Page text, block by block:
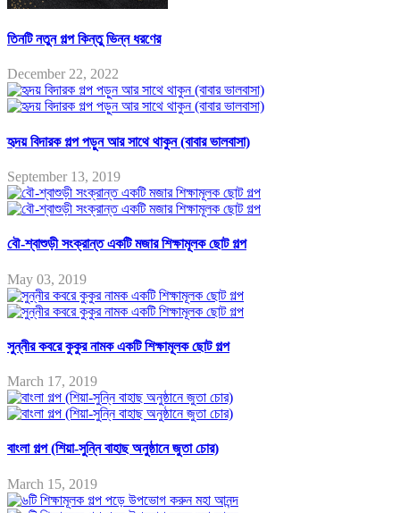
তিনটি নতুন গল্প কিন্তু ভিন্ন ধরণের
December 22, 2022
হৃদয় বিদারক গল্প পড়ুন আর সাথে থাকুন (বাবার ভালবাসা)
September 13, 2019
বৌ-শ্বাশুড়ী সংক্রান্ত একটি মজার শিক্ষামূলক ছোট গল্প
May 03, 2019
সুন্নীর কবরে কুকুর নামক একটি শিক্ষামূলক ছোট গল্প
March 17, 2019
বাংলা গল্প (শিয়া-সুন্নি বাহাছ অনুষ্ঠানে জুতা চোর)
March 15, 2019